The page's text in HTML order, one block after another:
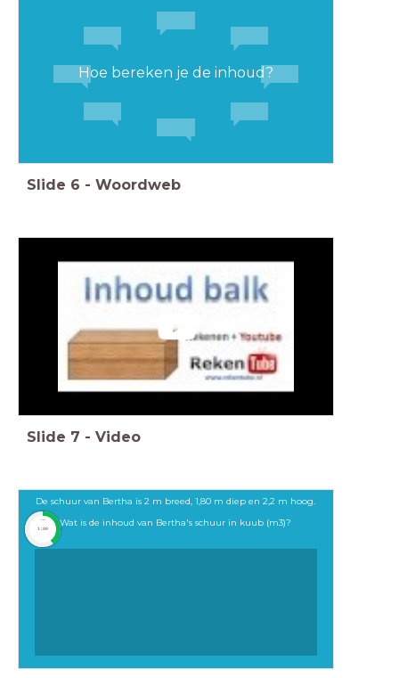
Hoe bereken je de inhoud?
Slide 6 - Woordweb
Slide 7 - Video
De schuur van Bertha is 2 m breed, 1,80 m diep en 2,2 m hoog.
Wat is de inhoud van Bertha's schuur in kuub (m3)?
timer
1:00